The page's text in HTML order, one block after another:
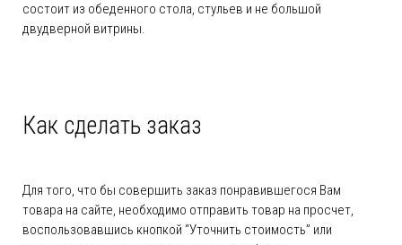
состоит из обеденного стола, стульев и не большой
двудверной витрины.
Как сделать заказ
Для того, что бы совершить заказ понравившегося Вам
товара на сайте, необходимо отправить товар на просчет,
воспользовавшись кнопкой “Уточнить стоимость” или